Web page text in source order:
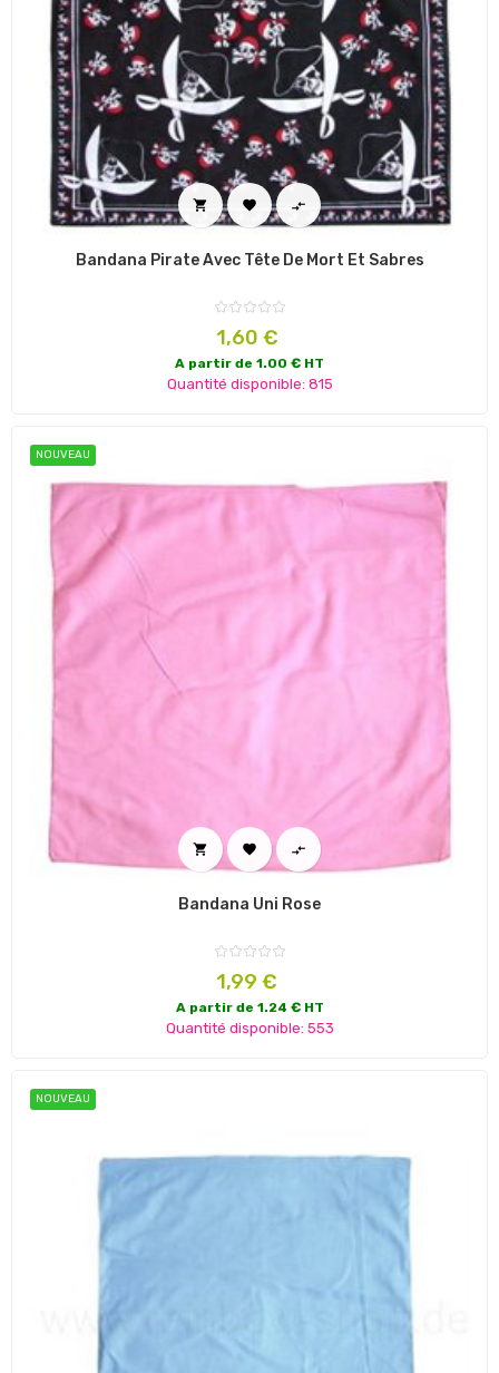
  
Bandana Pirate Avec Tête De Mort Et Sabres
Prix
1,60 €
A partir de 1.00 € HT
Quantité disponible: 815
NOUVEAU
  
Bandana Uni Rose
Prix
1,99 €
A partir de 1.24 € HT
Quantité disponible: 553
NOUVEAU